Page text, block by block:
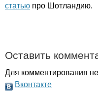
статью про Шотландию.
Оставить
Для комментирования
Вконтакте